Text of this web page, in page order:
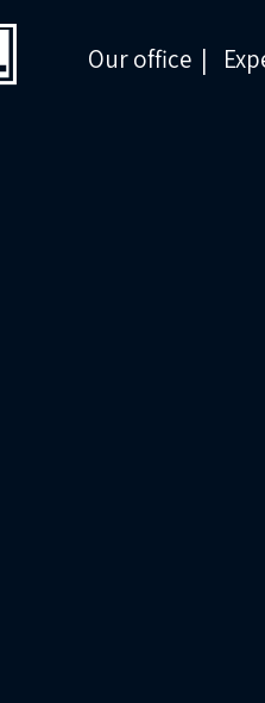
Our office